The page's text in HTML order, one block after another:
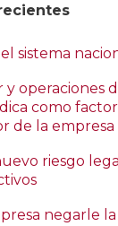
sistema
y operaciones
como
de la empresa
riesgo
negarle la